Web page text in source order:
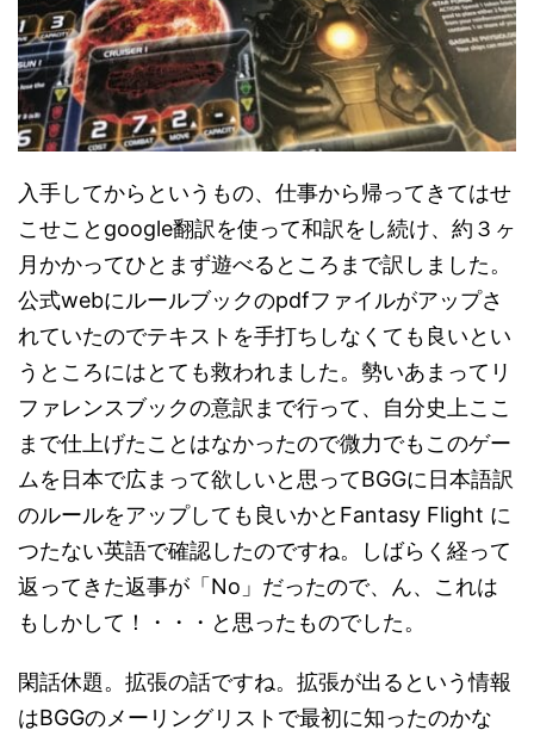
入手してからというもの、仕事から帰ってきてはせ
こせことgoogle翻訳を使って和訳をし続け、約３ヶ
月かかってひとまず遊べるところまで訳しました。
公式webにルールブックのpdfファイルがアップさ
れていたのでテキストを手打ちしなくても良いとい
うところにはとても救われました。勢いあまってリ
ファレンスブックの意訳まで行って、自分史上ここ
まで仕上げたことはなかったので微力でもこのゲー
ムを日本で広まって欲しいと思ってBGGに日本語訳
のルールをアップしても良いかとFantasy Flight に
つたない英語で確認したのですね。しばらく経って
返ってきた返事が「No」だったので、ん、これは
もしかして！・・・と思ったものでした。
閑話休題。拡張の話ですね。拡張が出るという情報
はBGGのメーリングリストで最初に知ったのかな